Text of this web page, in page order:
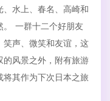
水上、春名、高崎和
。 一群十二个好朋友
声、微笑和友谊，这
风景之外，附有旅游
其作为下次日本之旅